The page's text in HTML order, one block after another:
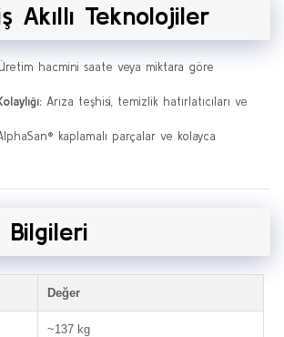
Akıllı Teknolojiler
hacmini saate veya miktara göre
Arıza teşhisi, temizlik hatırlatıcıları ve
kaplamalı parçalar ve kolayca
Bilgileri
Değer
~137 kg